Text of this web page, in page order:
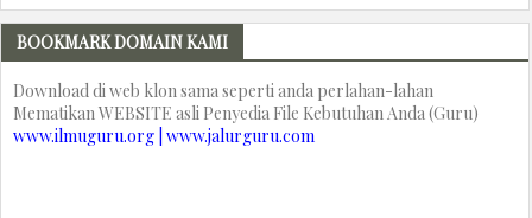
BOOKMARK DOMAIN KAMI
Download di web klon sama seperti anda perlahan-lahan
Mematikan WEBSITE asli Penyedia File Kebutuhan Anda (Guru)
www.ilmuguru.org | www.jalurguru.com